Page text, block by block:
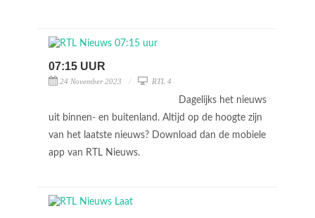
07:15 UUR
24 November 2023 RTL 4
Dagelijks het nieuws
uit binnen- en buitenland. Altijd op de hoogte zijn
van het laatste nieuws? Download dan de mobiele
app van RTL Nieuws.